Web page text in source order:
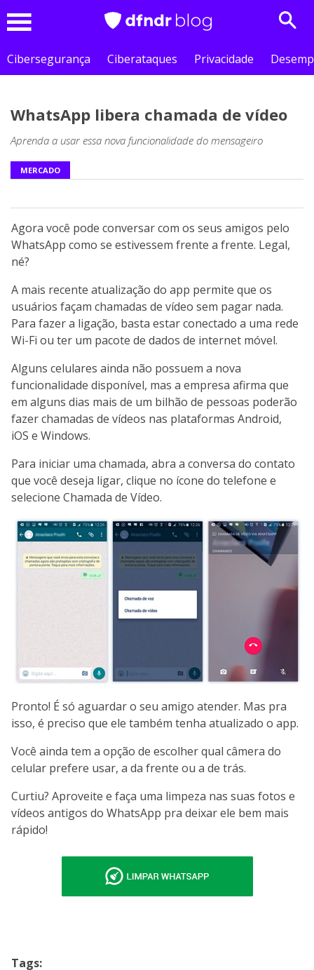
Cibersegurança
Ciberataques Privacidade
WhatsApp libera chamada de vídeo
Aprenda a usar essa nova funcionalidade do mensageiro
MERCADO
Agora você pode conversar com os seus amigos pelo
WhatsApp como se estivessem frente a frente. Legal,
né?
A mais recente atualização do app permite que os
usuários façam chamadas de vídeo sem pagar nada.
Para fazer a ligação, basta estar conectado a uma rede
Wi-Fi ou ter um pacote de dados de internet móvel.
Alguns celulares ainda não possuem a nova
funcionalidade disponível, mas a empresa afirma que
em alguns dias mais de um bilhão de pessoas poderão
fazer chamadas de vídeos nas plataformas Android,
iOS e Windows.
Para iniciar uma chamada, abra a conversa do contato
que você deseja ligar, clique no ícone do telefone e
selecione Chamada de Vídeo.
Pronto! É só aguardar o seu amigo atender. Mas pra
isso, é preciso que ele também tenha atualizado o app.
Você ainda tem a opção de escolher qual câmera do
celular prefere usar, a da frente ou a de trás.
Curtiu? Aproveite e faça uma limpeza nas suas fotos e
vídeos antigos do WhatsApp pra deixar ele bem mais
rápido!
Tags: